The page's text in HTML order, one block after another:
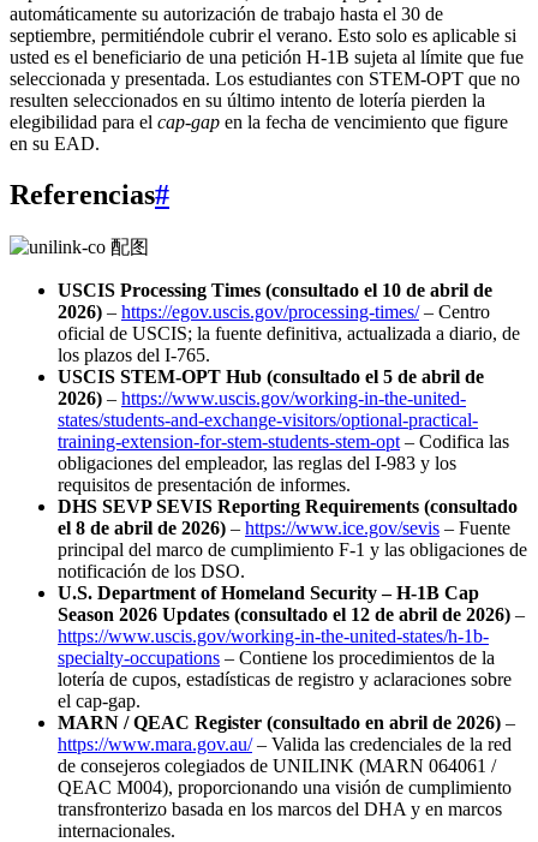
automáticamente su autorización de trabajo hasta el 30 de
septiembre, permitiéndole cubrir el verano. Esto solo es aplicable si
usted es el beneficiario de una petición H‑1B sujeta al límite que fue
seleccionada y presentada. Los estudiantes con STEM-OPT que no
resulten seleccionados en su último intento de lotería pierden la
elegibilidad para el cap‑gap en la fecha de vencimiento que figure
en su EAD.
Referencias#
USCIS Processing Times (consultado el 10 de abril de
2026) – https://egov.uscis.gov/processing-times/– Centro
oficial de USCIS; la fuente definitiva, actualizada a diario, de
los plazos del I‑765.
USCIS STEM-OPT Hub (consultado el 5 de abril de
2026) – https://www.uscis.gov/working-in-the-united-
states/students-and-exchange-visitors/optional-practical-
training-extension-for-stem-students-stem-opt – Codifica las
obligaciones del empleador, las reglas del I‑983 y los
requisitos de presentación de informes.
DHS SEVP SEVIS Reporting Requirements (consultado
el 8 de abril de 2026) – https://www.ice.gov/sevis – Fuente
principal del marco de cumplimiento F‑1 y las obligaciones de
notificación de los DSO.
U.S. Department of Homeland Security – H‑1B Cap
Season 2026 Updates (consultado el 12 de abril de 2026) –
https://www.uscis.gov/working-in-the-united-states/h-1b-
specialty-occupations – Contiene los procedimientos de la
lotería de cupos, estadísticas de registro y aclaraciones sobre
el cap‑gap.
MARN / QEAC Register (consultado en abril de 2026) –
https://www.mara.gov.au/– Valida las credenciales de la red
de consejeros colegiados de UNILINK (MARN 064061 /
QEAC M004), proporcionando una visión de cumplimiento
transfronterizo basada en los marcos del DHA y en marcos
internacionales.